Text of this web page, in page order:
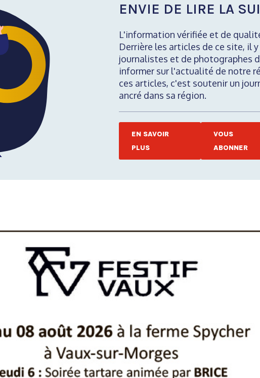
ENVIE DE LIRE LA
L'information vérifiée et de
Derrière les articles de ce site, il
journalistes et de photographes
informer sur l'actualité de notre
ces articles, c'est soutenir un
ancré dans sa région.
EN SAVOIR
PLUS
VOUS
ABONNER